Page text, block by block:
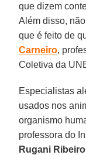
que dizem
Além disso,
que é feito de
Carneiro,
Coletiva da
Especialistas
usados nos
organismo
professora do
Rugani